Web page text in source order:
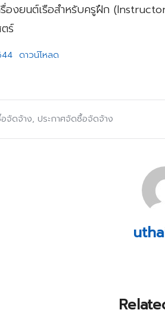
องยนต์เรือสำหรับครูฝึก
ร์
ดาวน์โหลด
จัดจ้าง, ประกาศจัดซื้อจัดจ้าง